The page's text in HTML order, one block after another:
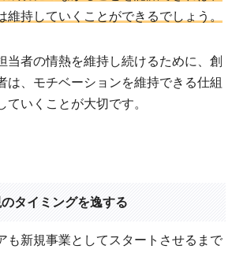
維持していくことができるでしょう。
当者の情熱を維持し続けるために、創
は、モチベーションを維持できる仕組
ていくことが大切です。
タイミングを逸する
も新規事業としてスタートさせるまで